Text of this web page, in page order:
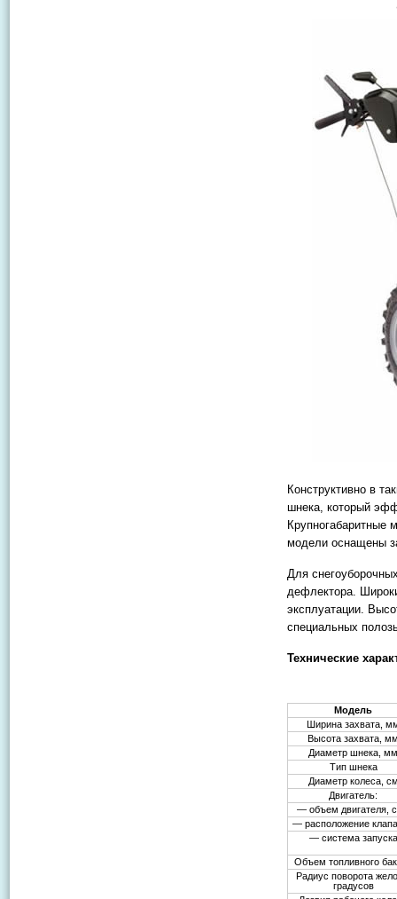
Конструктивно в
шнека, который
Крупногабаритные
модели оснащены
Для
дефлектора.
эксплуатации.
специальных
Технические
Модель
Ширина захвата,
Высота захвата,
Диаметр шнека,
Тип шнека
Диаметр колеса,
Двигатель:
— объем двигателя,
— расположение
— система запуска
Объем топливного
Радиус поворота
градусов